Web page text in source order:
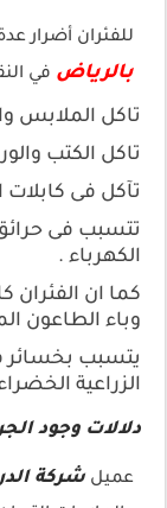
للفئران أضرار
بالرياض في
تاكل الملابس
تاكل الكتب
تآكل فى كابلات
تتسبب فى
الكهرباء .
كما ان الفئران
وباء الطاعون
يتسبب بخسائر
الزراعية
دلالات وجود
عميلشركة